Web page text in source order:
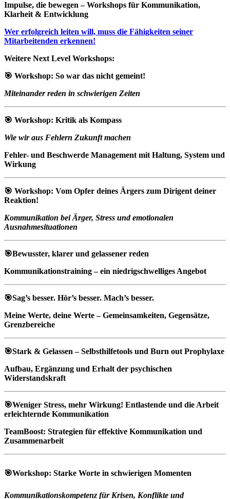
Impulse, die bewegen – Workshops für Kommunikation,
Klarheit & Entwicklung
Wer erfolgreich leiten will, muss die Fähigkeiten seiner
Mitarbeitenden erkennen!
Weitere Next Level Workshops:
🎯 Workshop: So war das nicht gemeint!
Miteinander reden in schwierigen Zeiten
🎯 Workshop: Kritik als Kompass
Wie wir aus Fehlern Zukunft machen
Fehler- und Beschwerde Management mit Haltung, System und
Wirkung
🎯 Workshop: Vom Opfer deines Ärgers zum Dirigent deiner
Reaktion!
Kommunikation bei Ärger, Stress und emotionalen
Ausnahmesituationen
🎯Bewusster, klarer und gelassener reden
Kommunikationstraining – ein niedrigschwelliges Angebot
🎯Sag’s besser. Hör’s besser. Mach’s besser.
Meine Werte, deine Werte – Gemeinsamkeiten, Gegensätze,
Grenzbereiche
🎯Stark & Gelassen – Selbsthilfetools und Burn out Prophylaxe
Aufbau, Ergänzung und Erhalt der psychischen
Widerstandskraft
🎯Weniger Stress, mehr Wirkung! Entlastende und die Arbeit
erleichternde Kommunikation
TeamBoost: Strategien für effektive Kommunikation und
Zusammenarbeit
🎯Workshop: Starke Worte in schwierigen Momenten
Kommunikationskompetenz für Krisen, Konflikte und